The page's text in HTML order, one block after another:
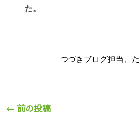
た。
つづきブログ担当、
← 前の投稿